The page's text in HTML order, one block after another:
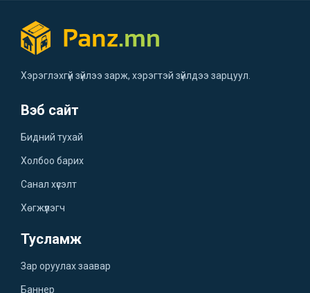
Хэрэглэхгүй зүйлээ зарж, хэрэгтэй зүйлдээ зарцуул.
Вэб сайт
Бидний тухай
Холбоо барих
Санал хүсэлт
Хөгжүүлэгч
Тусламж
Зар оруулах заавар
Баннер